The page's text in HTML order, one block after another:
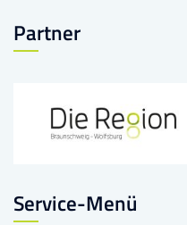
Partner
Service-Menü